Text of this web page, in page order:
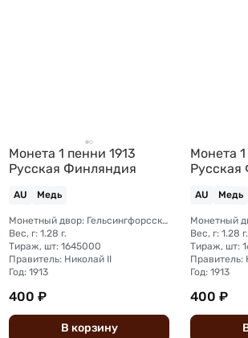
Монета 1 пенни 1913
Русская Финляндия
AU Медь
Монетный двор: Гельсингфорсский монетный двор (Финляндия)
Вес, г: 1.28 г.
Тираж, шт: 1645000
Правитель: Николай II
Год: 1913
400 ₽
В корзину
Монета
AU Медь
Вес, г: 1.28 г.
Тираж, шт:
Правитель:
Год: 1913
400 ₽